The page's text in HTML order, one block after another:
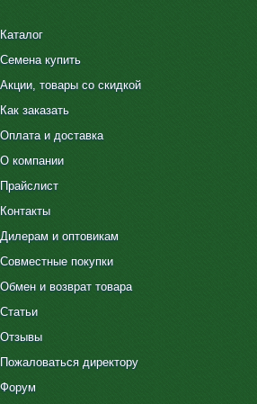
Каталог
Семена купить
Акции, товары со скидкой
Как заказать
Оплата и доставка
О компании
Прайслист
Контакты
Дилерам и оптовикам
Совместные покупки
Обмен и возврат товара
Статьи
Отзывы
Пожаловаться директору
Форум